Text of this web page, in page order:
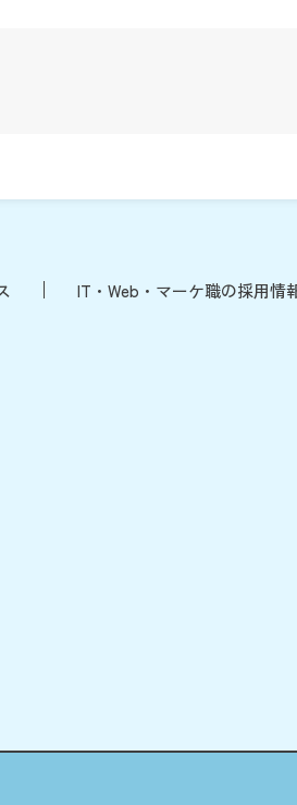
IT・Web・マーケ職の採用情